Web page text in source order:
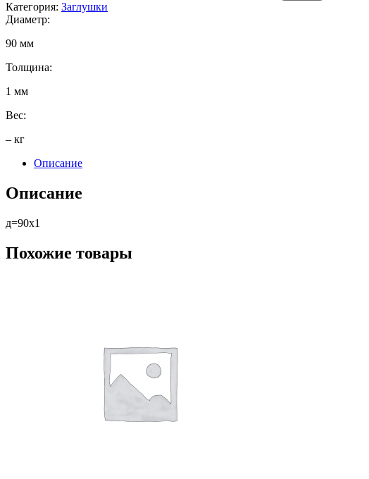
Категория: Заглушки
Диаметр:
90 мм
Толщина:
1 мм
Вес:
– кг
Описание
Описание
д=90х1
Похожие товары